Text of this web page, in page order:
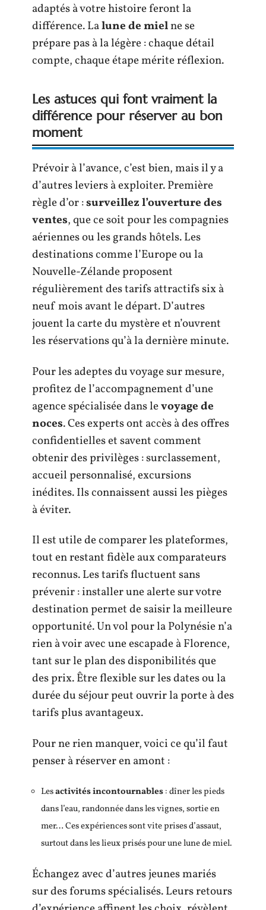
adaptés à votre histoire feront la
différence. Lalune de mielne se
prépare pas à la légère : chaque détail
compte, chaque étape mérite réflexion.
Les astuces qui font vraiment la
différence pour réserver au bon
moment
Prévoir à l’avance, c’est bien, mais il y a
d’autres leviers à exploiter. Première
règle d’or :surveillez l’ouverture des
ventes, que ce soit pour les compagnies
aériennes ou les grands hôtels. Les
destinations comme l’Europe ou la
Nouvelle-Zélande proposent
régulièrement des tarifs attractifs six à
neuf mois avant le départ. D’autres
jouent la carte du mystère et n’ouvrent
les réservations qu’à la dernière minute.
Pour les adeptes du voyage sur mesure,
profitez de l’accompagnement d’une
agence spécialisée dans levoyage de
noces. Ces experts ont accès à des offres
confidentielles et savent comment
obtenir des privilèges : surclassement,
accueil personnalisé, excursions
inédites. Ils connaissent aussi les pièges
à éviter.
Il est utile de comparer les plateformes,
tout en restant fidèle aux comparateurs
reconnus. Les tarifs fluctuent sans
prévenir : installer une alerte sur votre
destination permet de saisir la meilleure
opportunité. Un vol pour la Polynésie n’a
rien à voir avec une escapade à Florence,
tant sur le plan des disponibilités que
des prix. Être flexible sur les dates ou la
durée du séjour peut ouvrir la porte à des
tarifs plus avantageux.
Pour ne rien manquer, voici ce qu’il faut
penser à réserver en amont :
Lesactivités incontournables: dîner les pieds
dans l’eau, randonnée dans les vignes, sortie en
mer… Ces expériences sont vite prises d’assaut,
surtout dans les lieux prisés pour une lune de miel.
Échangez avec d’autres jeunes mariés
sur des forums spécialisés. Leurs retours